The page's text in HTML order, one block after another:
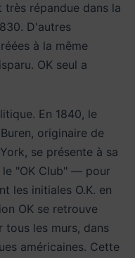
répandue dans la
D'autres
à la même
OK seul a
En 1840, le
originaire de
se présente à sa
le "OK Club" — pour
les initiales O.K. en
OK se retrouve
tous les murs, dans
américaines. Cette